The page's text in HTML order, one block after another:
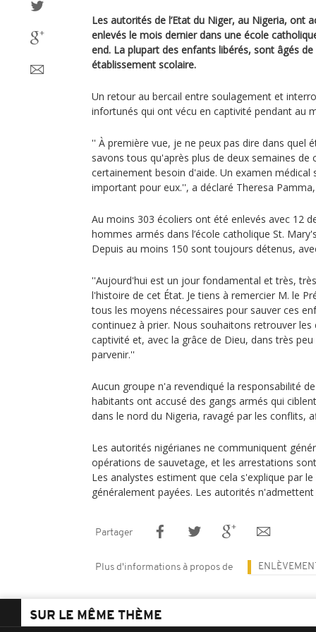
Les autorités de l’Etat du Niger, au Nigeria, ont
enlevés le mois dernier dans une école
end. La plupart des enfants libérés, sont âgés
établissement scolaire.
Un retour au bercail entre soulagement et
infortunés qui ont vécu en captivité pendant au
'' À première vue, je ne peux pas dire dans quel
savons tous qu'après plus de deux semaines
certainement besoin d'aide. Un examen médical
important pour eux.'', a déclaré Theresa Pamma,
Au moins 303 écoliers ont été enlevés avec 12
hommes armés dans l’école catholique St.
Depuis au moins 150 sont toujours détenus,
''Aujourd'hui est un jour fondamental et très,
l'histoire de cet État. Je tiens à remercier M. le
tous les moyens nécessaires pour sauver ces
continuez à prier. Nous souhaitons retrouver
captivité et, avec la grâce de Dieu, dans très
parvenir.''
Aucun groupe n'a revendiqué la responsabilité
habitants ont accusé des gangs armés qui
dans le nord du Nigeria, ravagé par les conflits,
Les autorités nigérianes ne communiquent
opérations de sauvetage, et les arrestations
Les analystes estiment que cela s'explique par
généralement payées. Les autorités
Partager
Plus d'informations à propos de
SUR LE MÊME THÈME